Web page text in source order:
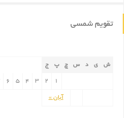
تقویم شمسی
ش ی د س چ پ ج
آبان »
1
2
3
4
5
6